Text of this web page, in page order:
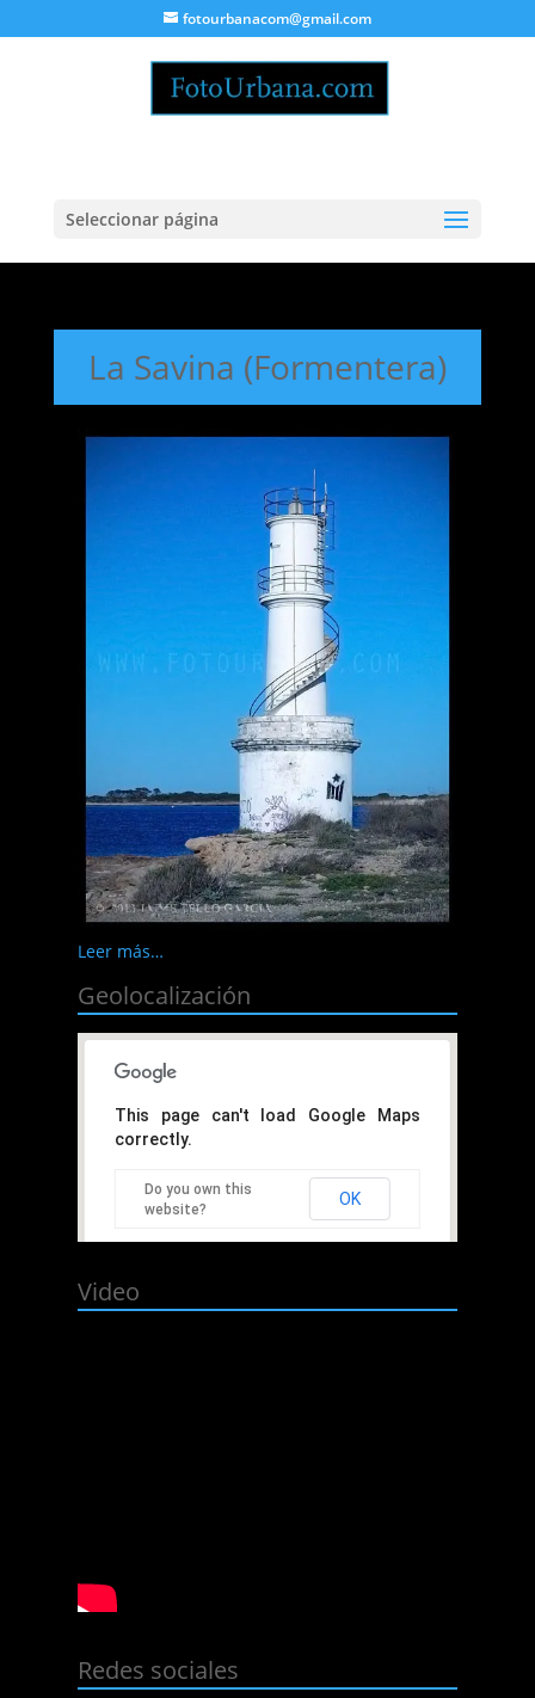
fotourbanacom@gmail.com
Seleccionar página
La Savina (Formentera)
Leer más…
Geolocalización
This page can't load Google Maps
correctly.
Do you own this
website?
OK
Video
Redes sociales